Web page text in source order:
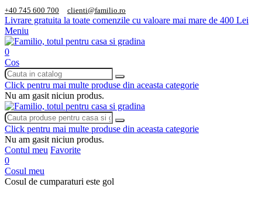
+40 745 600 700 clienti@familio.ro
Livrare gratuita la toate comenzile cu valoare mai mare de 400 Lei
Meniu
0
Cos
Click pentru mai multe produse din aceasta categorie
Nu am gasit niciun produs.
Click pentru mai multe produse din aceasta categorie
Nu am gasit niciun produs.
Contul meu Favorite
0
Cosul meu
Cosul de cumparaturi este gol